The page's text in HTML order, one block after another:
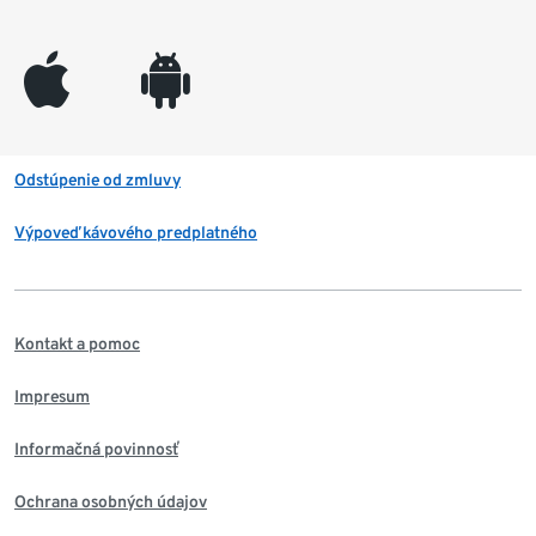
appleinc android
Odstúpenie od zmluvy
Výpoveď kávového predplatného
Kontakt a pomoc
Impresum
Informačná povinnosť
Ochrana osobných údajov